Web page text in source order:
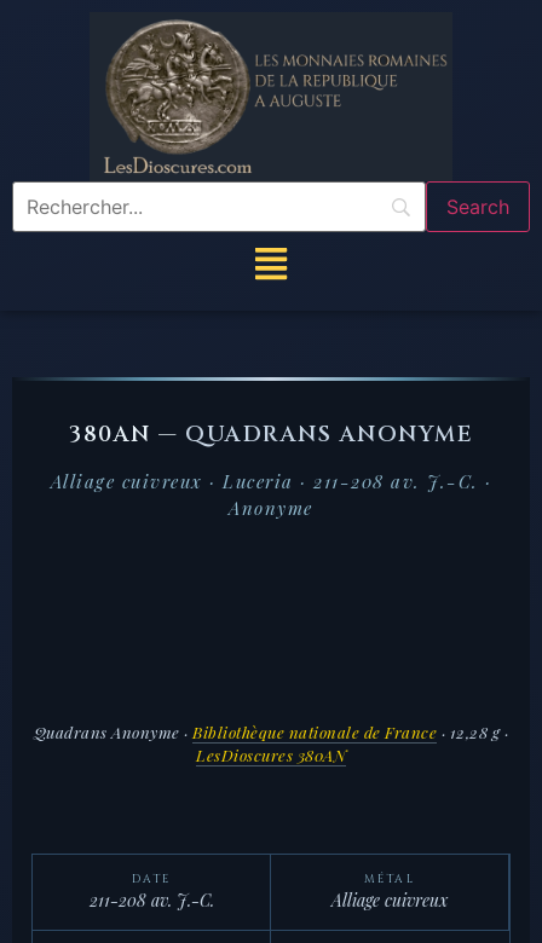
380AN — QUADRANS ANONYME
Alliage cuivreux · Luceria · 211-208 av. J.-C. ·
Anonyme
Quadrans Anonyme · Bibliothèque nationale de France · 12,28 g ·
LesDioscures 380AN
DATE
211-208 av. J.-C.
MÉTAL
Alliage cuivreux